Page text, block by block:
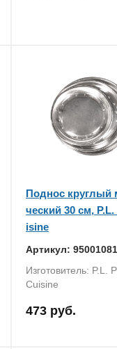
Поднос круглый
ческий 30 см,
isine
Артикул: 95001081
Изготовитель: P.L.
Cuisine
473 руб.